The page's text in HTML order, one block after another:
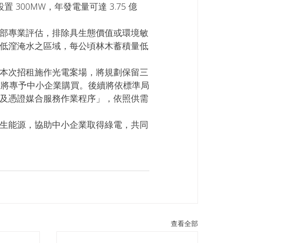
300MW，年發電量可達 3.75 億
業評估，排除具生態價值或環境敏
漥淹水之區域，每公頃林木蓄積量低
招租施作光電案場，將規劃保留三
專予中小企業購買。後續將依標準局
憑證媒合服務作業程序」，依照供需
源，協助中小企業取得綠電，共同
查看全部